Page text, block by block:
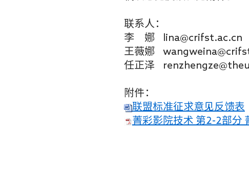
联系人：
李 娜 lina@crifst.ac.cn
王薇娜
任正泽
附件：
联盟标准征求意见反馈表
菁彩影院技术 第2-2部分